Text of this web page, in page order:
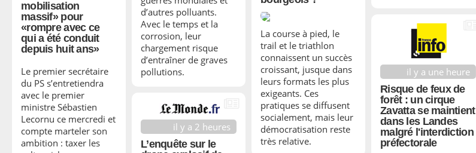
d’autres polluants.
Avec le temps et la
corrosion, leur
chargement risque
d’entraîner de graves
pollutions.
mobilisation
massif» pour
«rompre avec ce
qui a été conduit
depuis huit ans»
Le premier secrétaire
du PS s’entretiendra
avec le premier
ministre Sébastien
Lecornu ce mercredi et
compte marteler son
ambition : taxer les
La course à pied, le
trail et le triathlon
connaissent un succès
croissant, jusque dans
leurs formats les plus
exigeants. Ces
pratiques se diffusent
socialement, mais leur
démocratisation reste
très relative.
il y a une heure
Risque de feux de
forêt : un cirque
Zavatta se maintient
dans les Landes
malgré l'interdiction
préfectorale
il y a 2 heures
L’enquête sur le